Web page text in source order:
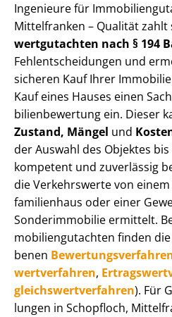
Ingenieure für
Mittelfranken – Qualität zahlt
wert­gut­ach­ten nach § 194
Fehl­ent­schei­dun­gen und
sicheren Kauf Ihrer
Kauf eines Hauses einen
bi­li­en­be­wer­tung ein. Dieser
Zustand, Mängel und
der Auswahl des Objektes
kompetent und zuverlässig
die Verkehrswerte von
fa­mi­li­en­haus oder einer
Sonderimmobilie ermittelt.
mo­bi­li­en­gut­ach­ten finden
be­nen
wert­ver­fah­ren,
gleichs­wert­ver­fah­ren). Für
lun­gen in Schopfloch,